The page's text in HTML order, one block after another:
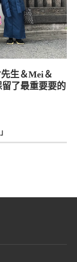
生＆Mei＆
了最重要要的